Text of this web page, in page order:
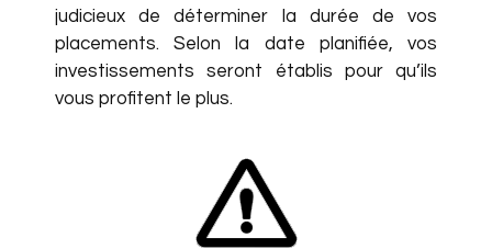
judicieux de déterminer la durée de vos
placements. Selon la date planifiée, vos
investissements seront établis pour qu’ils
vous profitent le plus.